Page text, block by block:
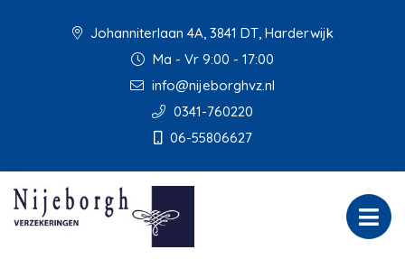
Johanniterlaan 4A, 3841 DT, Harderwijk
Ma - Vr 9:00 - 17:00
info@nijeborghvz.nl
0341-760220
06-55806627